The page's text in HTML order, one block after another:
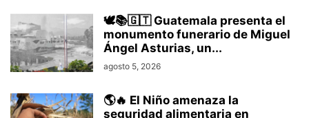
🕊️📚🇬🇹 Guatemala presenta el
monumento funerario de Miguel
Ángel Asturias, un...
agosto 5, 2026
🌎🔥 El Niño amenaza la
seguridad alimentaria en